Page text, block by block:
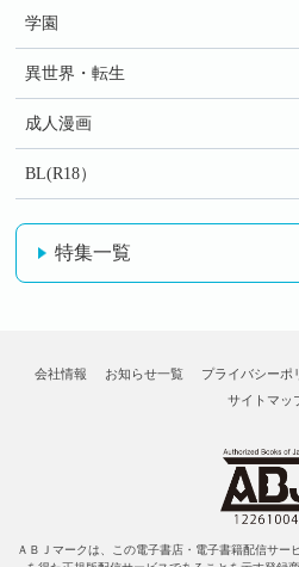
学園
異世界・転生
成人漫画
BL(R18）
特集一覧
会社情報 お知らせ一覧 プライバシーポ
サイトマッ
ＡＢＪマークは、この電子書店・電子書籍配信サー